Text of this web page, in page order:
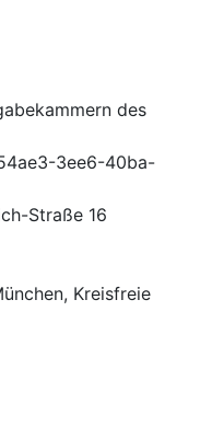
des
3ee6-40ba-
Straße 16
Kreisfreie